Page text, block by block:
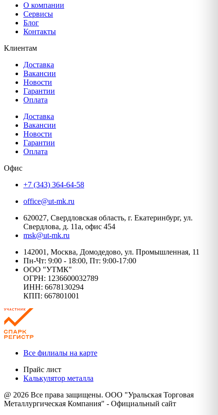
О компании
Сервисы
Блог
Контакты
Клиентам
Доставка
Вакансии
Новости
Гарантии
Оплата
Доставка
Вакансии
Новости
Гарантии
Оплата
Офис
+7 (343) 364-64-58
office@ut-mk.ru
620027, Свердловская область, г. Екатеринбург, ул.
Свердлова, д. 11а, офис 454
msk@ut-mk.ru
142001, Москва, Домодедово, ул. Промышленная, 11
Пн-Чт: 9:00 - 18:00, Пт: 9:00-17:00
ООО "УТМК"
ОГРН: 1236600032789
ИНН: 6678130294
КПП: 667801001
Все филиалы на карте
Прайс лист
Калькулятор металла
@ 2026 Все права защищены. ООО "Уральская Торговая
Металлургическая Компания" - Официальный сайт